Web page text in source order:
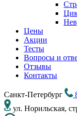
Цены
Акции
Тесты
Вопросы и
Отзывы
Контакты
Санкт-Петербург
ул. Норильская,